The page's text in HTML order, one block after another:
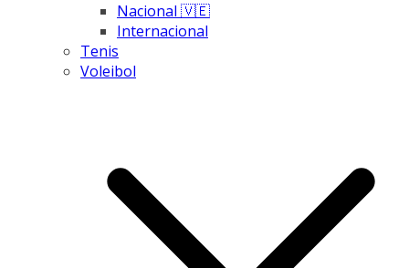
Nacional 🇻🇪
Internacional
Tenis
Voleibol